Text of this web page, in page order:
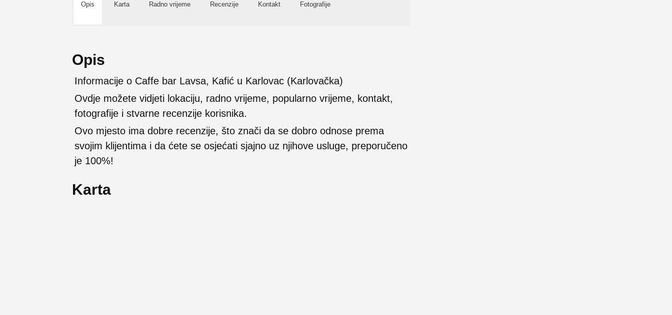
Opis Karta Radno vrijeme Recenzije Kontakt Fotografije
Opis
Informacije o Caffe bar Lavsa, Kafić u Karlovac (Karlovačka)
Ovdje možete vidjeti lokaciju, radno vrijeme, popularno vrijeme, kontakt,
fotografije i stvarne recenzije korisnika.
Ovo mjesto ima dobre recenzije, što znači da se dobro odnose prema
svojim klijentima i da ćete se osjećati sjajno uz njihove usluge, preporučeno
je 100%!
Karta